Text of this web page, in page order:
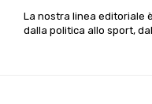
La nostra linea editoriale
dalla politica allo sport,